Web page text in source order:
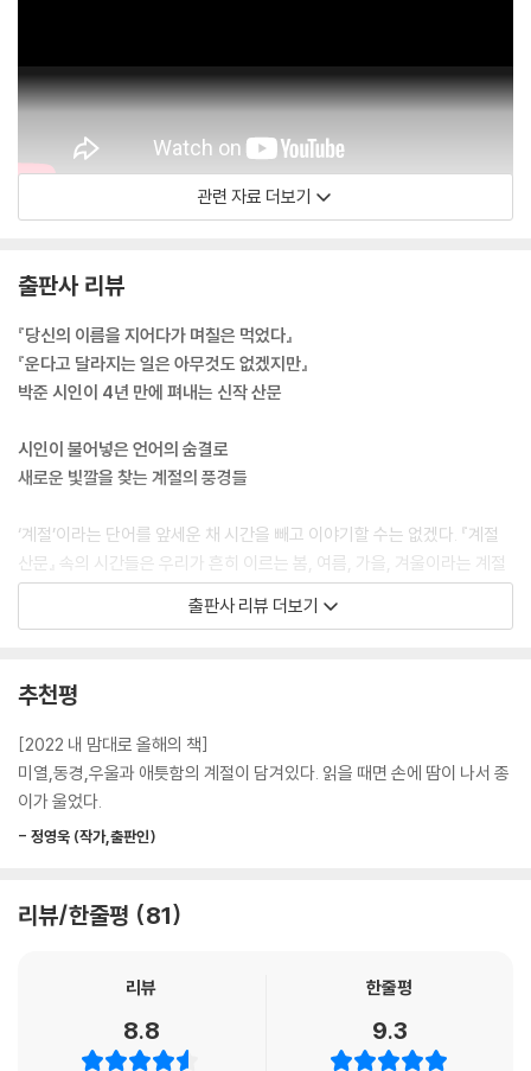
은 것들과 함께라면 저는 은근슬쩍 스스로를 좋아할 수도 있을 테니까요.
--- p.95, 「칠월 산문」 중에서
분명한 것은 짧은 기간의 교류든 평생에 걸친 반려든 우주의 시간을 생각
하면 모두 한철이라는 것이고, 다행인 것은 이 한철 동안 우리는 서로의 가
장 아름다운 모습을 잘도 담아둔다는 것입니다. 기억이든 기록이든.
이렇게 가고 있는 것입니다.
서로에게 번화했으므로
시간은 우리를 웃자라게 했습니다
관련 자료 더보기
출판사 리뷰
『당신의 이름을 지어다가 며칠은 먹었다』
『운다고 달라지는 일은 아무것도 없겠지만』
박준 시인이 4년 만에 펴내는 신작 산문
시인이 불어넣은 언어의 숨결로
새로운 빛깔을 찾는 계절의 풍경들
‘계절’이라는 단어를 앞세운 채 시간을 빼고 이야기할 수는 없겠다. 『계절
산문』 속의 시간들은 우리가 흔히 이르는 봄, 여름, 가을, 겨울이라는 계절
로 분절되는 것이 아니라 한 줄기 바람과 같은 하나의 흐름으로서 우리의
삶에 오롯이 스며든다. 「일월 산문」부터 「십이월 산문」까지 이어지는 글의
도 한다. 이는 현재를 담담하게 살아가면서도 어제를 섬세하게 되짚고 미
래를 다정하게 보살피는 시인의 따뜻한 마음과도 나란히 이어진다. 우리는
종종 어떤 순간을 앓고 나서 그리워하지만, 이 산문집의 글들은 추억과 기
약에서 나아가 지금 보내고 있는 계절의, 내려오는 비와 불어오는 바람 그
믐」에서부터 열린다. 나무는 시간을 온몸으로 견디며 항상 같은 자리에 서
있다. 우리가 문득 길가의 나무에서 새 눈이 돋고 푸른잎이 피어나며 이내
오롯이 서서 독자를 맞이하고 새로운 계절로 안내한다. 시인이 한 해의 끝
과 시작 사이에서 독자를 찾아온 이유 또한, 우리가 함께 책장을 열듯 한 해
를 시작하자는 시인만의 새해 인사일 것이다.
출판사 리뷰 더보기
추천평
[2022 내 맘대로 올해의 책]
미열,동경,우울과 애틋함의 계절이 담겨있다. 읽을 때면 손에 땀이 나서 종
이가 울었다.
- 정영욱 (작가,출판인)
리뷰/한줄평 81
리뷰
8.8
한줄평
9.3